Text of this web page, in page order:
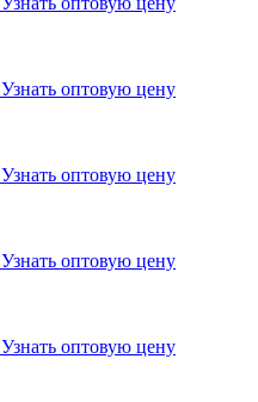
Узнать оптовую цену
Узнать оптовую цену
Узнать оптовую цену
Узнать оптовую цену